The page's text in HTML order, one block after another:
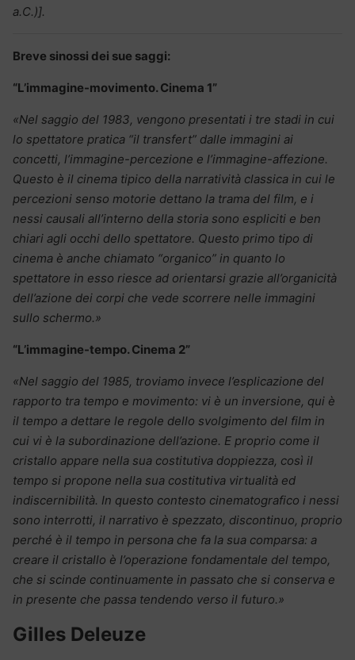
a.C.)].
Breve sinossi dei sue saggi:
“L’immagine-movimento. Cinema 1”
«Nel saggio del 1983, vengono presentati i tre stadi in cui
lo spettatore pratica “il transfert” dalle immagini ai
concetti, l’immagine-percezione e l’immagine-affezione.
Questo è il cinema tipico della narratività classica in cui le
percezioni senso motorie dettano la trama del film, e i
nessi causali all’interno della storia sono espliciti e ben
chiari agli occhi dello spettatore. Questo primo tipo di
cinema è anche chiamato “organico” in quanto lo
spettatore in esso riesce ad orientarsi grazie all’organicità
dell’azione dei corpi che vede scorrere nelle immagini
sullo schermo.»
“L’immagine-tempo. Cinema 2”
«Nel saggio del 1985, troviamo invece l’esplicazione del
rapporto tra tempo e movimento: vi è un inversione, qui è
il tempo a dettare le regole dello svolgimento del film in
cui vi è la subordinazione dell’azione. E proprio come il
cristallo appare nella sua costitutiva doppiezza, così il
tempo si propone nella sua costitutiva virtualità ed
indiscernibilità. In questo contesto cinematografico i nessi
sono interrotti, il narrativo è spezzato, discontinuo, proprio
perché è il tempo in persona che fa la sua comparsa: a
creare il cristallo è l’operazione fondamentale del tempo,
che si scinde continuamente in passato che si conserva e
in presente che passa tendendo verso il futuro.»
Gilles Deleuze